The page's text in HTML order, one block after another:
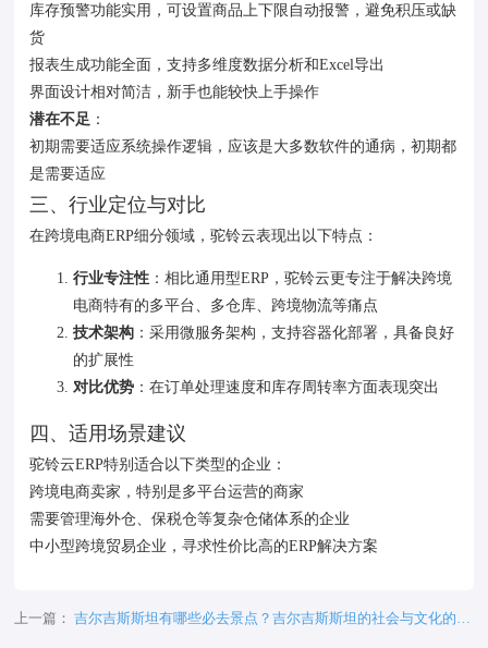
库存预警功能实用，可设置商品上下限自动报警，避免积压或缺
货‌
报表生成功能全面，支持多维度数据分析和Excel导出‌
界面设计相对简洁，新手也能较快上手操作‌
潜在不足 ‌：
初期需要适应系统操作逻辑‌，应该是大多数软件的通病，初期都
是需要适应
三、行业定位与对比
在跨境电商ERP细分领域，驼铃云表现出以下特点：
行业专注性 ‌：相比通用型ERP，驼铃云更专注于解决跨境
电商特有的多平台、多仓库、跨境物流等痛点‌
技术架构 ‌：采用微服务架构，支持容器化部署，具备良好
的扩展性‌
对比优势 ‌：在订单处理速度和库存周转率方面表现突出
四、适用场景建议
驼铃云ERP特别适合以下类型的企业：
跨境电商卖家，特别是多平台运营的商家
需要管理海外仓、保税仓等复杂仓储体系的企业
中小型跨境贸易企业，寻求性价比高的ERP解决方案
上一篇： 吉尔吉斯斯坦有哪些必去景点？吉尔吉斯斯坦的社会与文化的怎